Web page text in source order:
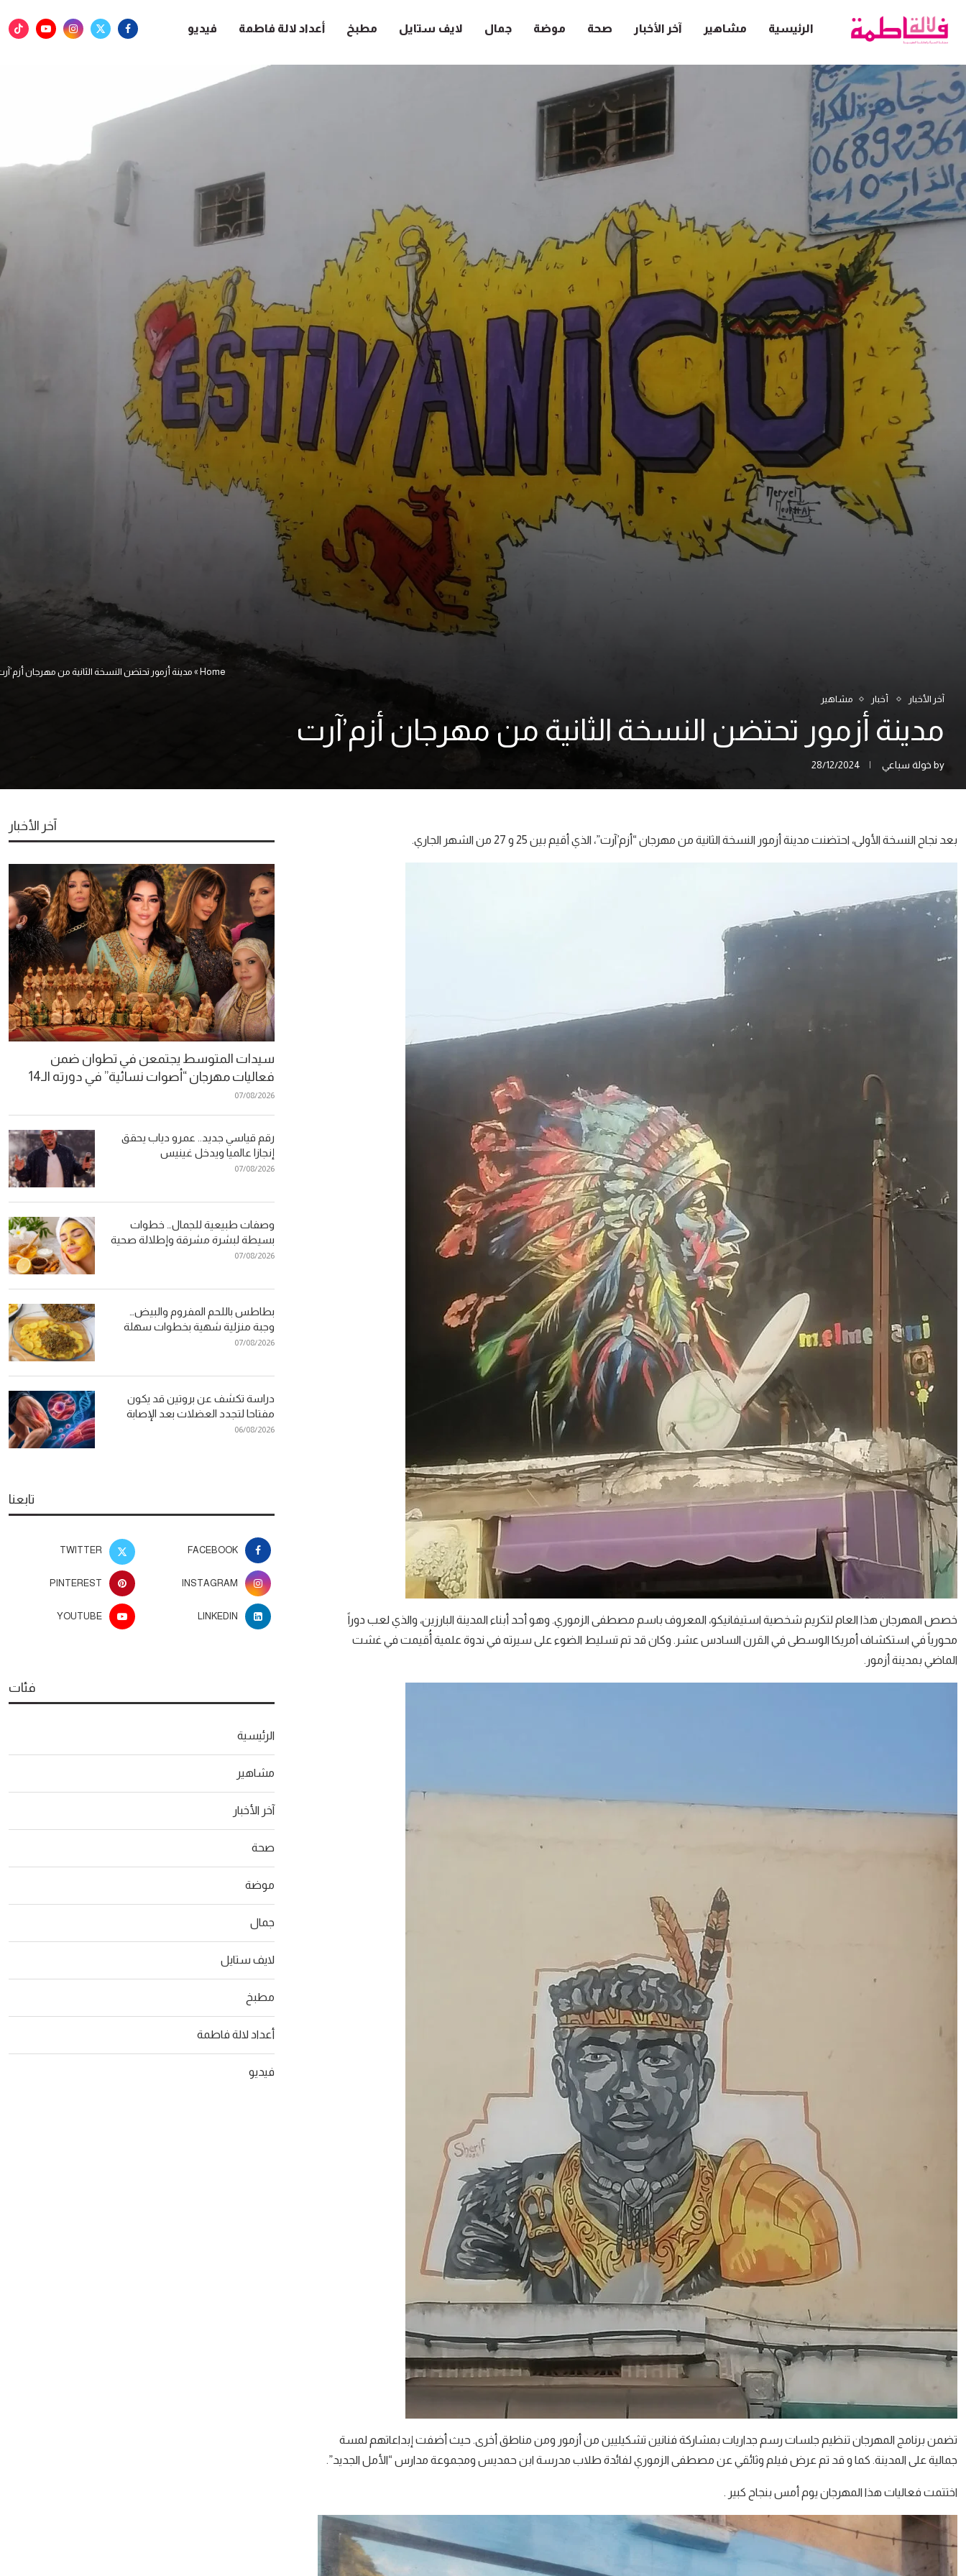
الرئيسية مشاهير آخر الأخبار صحة موضة جمال لايف ستايل مطبخ أعداد لالة فاطمة فيديو
Home
» مدينة أزمور تحتضن النسخة الثانية من مهرجان
آخر الأخبار أخبار مشاهير
مدينة أزمور تحتضن النسخة الثانية من مهرجان أزم’آرت
by خولة سباعي 28/12/2024
بعد نجاح النسخة الأولى، احتضنت مدينة أزمور النسخة الثانية من مهرجان “أزم’آرت”، الذي أقيم بين 25 و 27 من الشهر الجاري.
خصص المهرجان هذا العام لتكريم شخصية استيفانيكو، المعروف باسم مصطفى الزموري. وهو أحد أبناء المدينة البارزين، والذي لعب دوراً
محورياً في استكشاف أمريكا الوسطى في القرن السادس عشر. وكان قد تم تسليط الضوء على سيرته في ندوة علمية أُقيمت في غشت
الماضي بمدينة أزمور.
تضمن برنامج المهرجان تنظيم جلسات رسم جداريات بمشاركة فنانين تشكيليين من أزمور ومن مناطق أخرى. حيث أضفت إبداعاتهم لمسة
جمالية على المدينة. كما و قد تم عرض فيلم وثائقي عن مصطفى الزموري لفائدة طلاب مدرسة ابن حمديس ومجموعة مدارس “الأمل الجديد”.
اختتمت فعاليات هذا المهرجان يوم أمس بنجاح كبير .
آخر الأخبار
سيدات المتوسط يجتمعن في تطوان ضمن
فعاليات مهرجان “أصوات نسائية” في دورته الـ14
07/08/2026
رقم قياسي جديد.. عمرو دياب يحقق
إنجازا عالميا ويدخل غينيس
07/08/2026
وصفات طبيعية للجمال… خطوات
بسيطة لبشرة مشرقة وإطلالة صحية
07/08/2026
بطاطس باللحم المفروم والبيض…
وجبة منزلية شهية بخطوات سهلة
07/08/2026
دراسة تكشف عن بروتين قد يكون
مفتاحا لتجدد العضلات بعد الإصابة
06/08/2026
تابعنا
FACEBOOK
TWITTER
INSTAGRAM
PINTEREST
LINKEDIN
YOUTUBE
فئات
الرئيسية
مشاهير
آخر الأخبار
صحة
موضة
جمال
لايف ستايل
مطبخ
أعداد لالة فاطمة
فيديو